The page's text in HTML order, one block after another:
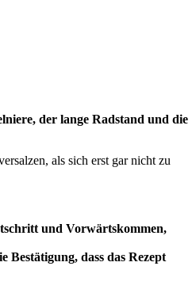
der lange Radstand und die
als sich erst gar nicht zu
und Vorwärtskommen,
Bestätigung, dass das Rezept